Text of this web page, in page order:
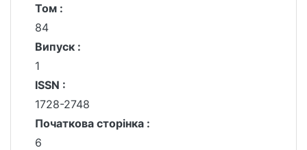
Том :
84
Випуск :
1
ISSN :
1728-2748
Початкова сторінка :
6